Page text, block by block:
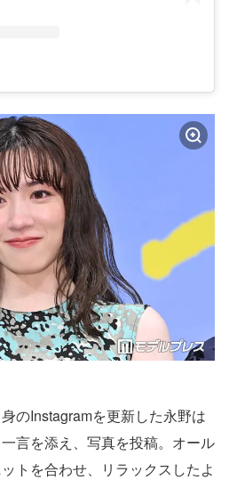
のInstagramを更新した永野は
言を添え、写真を投稿。オール
トを合わせ、リラックスしたよ